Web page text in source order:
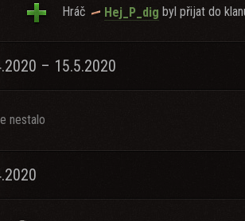
Hráč Hej_P_dig byl přijat do
– 15.5.2020
nestalo